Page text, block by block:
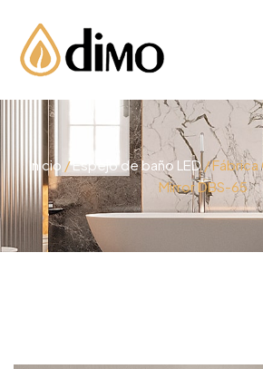
Inicio /Espejo de baño LED/ Fábrica
Mirror DBS-65